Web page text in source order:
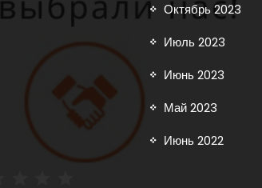
Октябрь 2023
Июль 2023
Июнь 2023
Май 2023
Июнь 2022